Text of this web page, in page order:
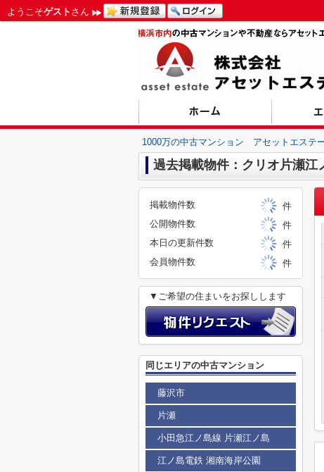
ようこそゲスト さん
1000万の中古マンション アセットエステ
過去掲載物件：クリオ片瀬江
掲載物件数
件
公開物件数
件
本日の更新件数
件
会員物件数
件
▼ご希望の住まいをお探しします
同じエリアの中古マンション
藤沢市
片瀬
小田急江ノ島線 片瀬江ノ島
江ノ島電鉄 湘南海岸公園